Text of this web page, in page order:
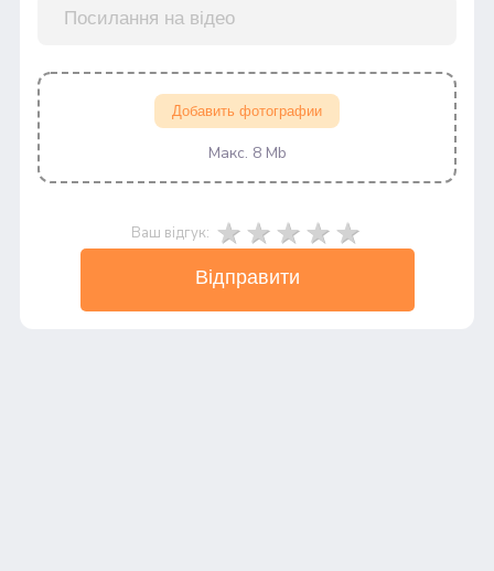
Добавить фотографии
Макс. 8 Mb
Ваш відгук:
Відправити